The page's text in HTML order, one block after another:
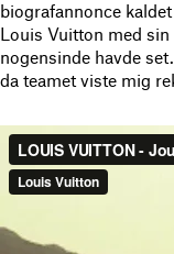
biografannonce
Louis Vuitton med
nogensinde havde
da teamet viste mig